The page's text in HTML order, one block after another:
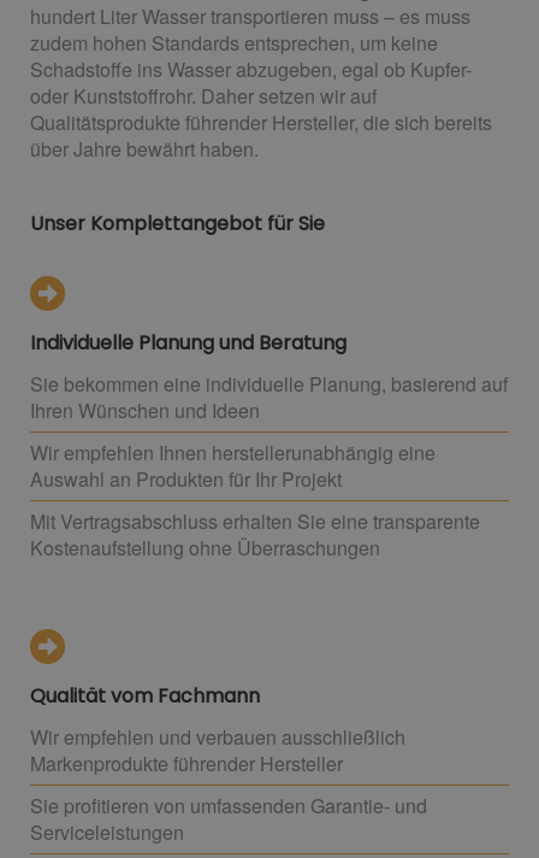
hundert Liter Wasser transportieren muss – es muss
zudem hohen Standards entsprechen, um keine
Schadstoffe ins Wasser abzugeben, egal ob Kupfer-
oder Kunststoffrohr. Daher setzen wir auf
Qualitätsprodukte führender Hersteller, die sich bereits
über Jahre bewährt haben.
Unser Komplettangebot für Sie
Individuelle Planung und Beratung
Sie bekommen eine individuelle Planung, basierend auf
Ihren Wünschen und Ideen
Wir empfehlen Ihnen herstellerunabhängig eine
Auswahl an Produkten für Ihr Projekt
Mit Vertragsabschluss erhalten Sie eine transparente
Kostenaufstellung ohne Überraschungen
Qualität vom Fachmann
Wir empfehlen und verbauen ausschließlich
Markenprodukte führender Hersteller
Sie profitieren von umfassenden Garantie- und
Serviceleistungen